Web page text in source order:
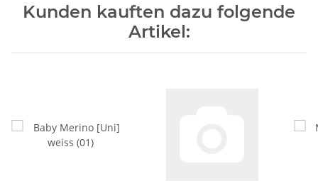
Kunden kauften dazu folgende
Artikel: